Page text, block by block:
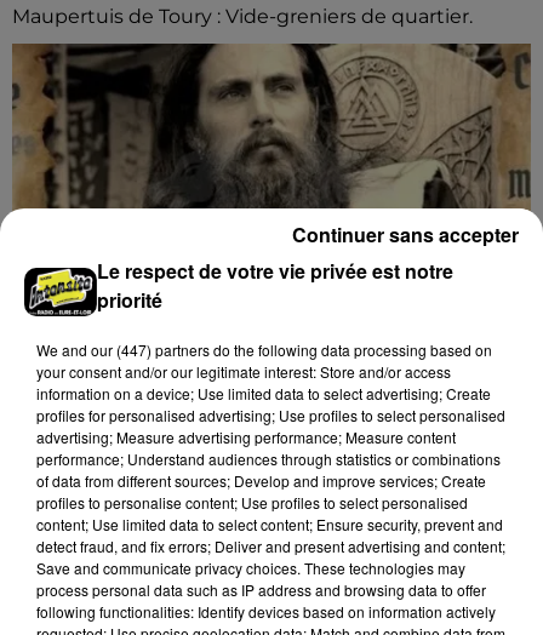
Maupertuis de Toury : Vide-greniers de quartier.
5 août 2026
TOUROUVRE (61) - FÊTE MÉDIÉVALE
Samedi 29 août de 10h30 à 21h00 et dimanche 30
août de 10h00 à 17h00 à Tourouvre (Tourouvre-au-
Perche, Orne), étang des Fontaines : Fête Médiévale.
Entrée...
Le respect de votre vie privée est notre
priorité
We and our (447) partnersdo the following data processing based on
your consent and/or our legitimate interest: Store and/or access
information on a device; Use limited data to select advertising; Create
profiles for personalised advertising; Use profiles to select personalised
advertising; Measure advertising performance; Measure content
performance; Understand audiences through statistics or combinations
of data from different sources; Develop and improve services; Create
profiles to personalise content; Use profiles to select personalised
content; Use limited data to select content; Ensure security, prevent and
detect fraud, and fix errors; Deliver and present advertising and content;
Save and communicate privacy choices. These technologies may
process personal data such as IP address and browsing data to offer
following functionalities: Identify devices based on information actively
Continuer sans accepter